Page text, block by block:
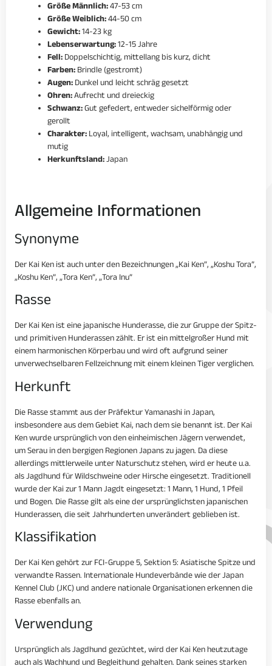
Größe Männlich:47-53 cm
Größe Weiblich:44-50 cm
Gewicht:14-23 kg
Lebenserwartung:12-15 Jahre
Fell:Doppelschichtig, mittellang bis kurz, dicht
Farben:Brindle (gestromt)
Augen:Dunkel und leicht schräg gesetzt
Ohren:Aufrecht und dreieckig
Schwanz:Gut gefedert, entweder sichelförmig oder
gerollt
Charakter:Loyal, intelligent, wachsam, unabhängig und
mutig
Herkunftsland:Japan
Allgemeine Informationen
Synonyme
Der Kai Ken ist auch unter den Bezeichnungen „Kai Ken”, „Koshu Tora”,
„Koshu Ken”, „Tora Ken”, „Tora Inu”
Rasse
Der Kai Ken ist eine japanische Hunderasse, die zur Gruppe der Spitz-
und primitiven Hunderassen zählt. Er ist ein mittelgroßer Hund mit
einem harmonischen Körperbau und wird oft aufgrund seiner
unverwechselbaren Fellzeichnung mit einem kleinen Tiger verglichen.
Herkunft
Die Rasse stammt aus der Präfektur Yamanashi in Japan,
insbesondere aus dem Gebiet Kai, nach dem sie benannt ist. Der Kai
Ken wurde ursprünglich von den einheimischen Jägern verwendet,
um Serau in den bergigen Regionen Japans zu jagen. Da diese
allerdings mittlerweile unter Naturschutz stehen, wird er heute u.a.
als Jagdhund für Wildschweine oder Hirsche eingesetzt. Traditionell
wurde der Kai zur 1 Mann Jagdt eingesetzt: 1 Mann, 1 Hund, 1 Pfeil
und Bogen. Die Rasse gilt als eine der ursprünglichsten japanischen
Hunderassen, die seit Jahrhunderten unverändert geblieben ist.
Klassifikation
Der Kai Ken gehört zur FCI-Gruppe 5, Sektion 5: Asiatische Spitze und
verwandte Rassen. Internationale Hundeverbände wie der Japan
Kennel Club (JKC) und andere nationale Organisationen erkennen die
Rasse ebenfalls an.
Verwendung
Ursprünglich als Jagdhund gezüchtet, wird der Kai Ken heutzutage
auch als Wachhund und Begleithund gehalten. Dank seines starken